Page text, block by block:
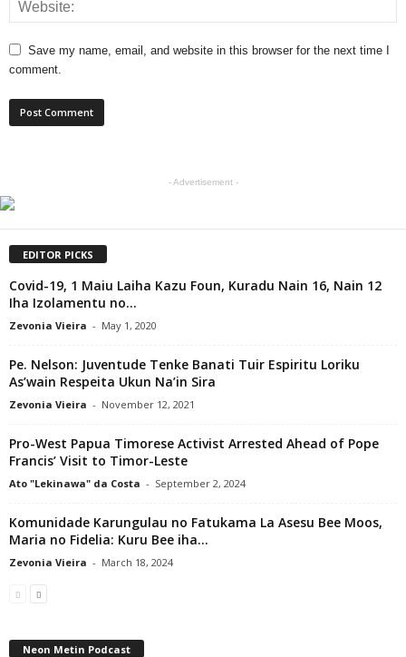
Save my name, email, and website in this browser for the next time I
comment.
- Advertisement -
EDITOR PICKS
Covid-19, 1 Maiu Laiha Kazu Foun, Kuradu Nain 16, Nain 12
Iha Izolamentu no...
Zevonia Vieira - May 1, 2020
Pe. Nelson: Juventude Tenke Banati Tuir Espiritu Loriku
As’wain Respeita Ukun Na’in Sira
Zevonia Vieira - November 12, 2021
Pro-West Papua Timorese Activist Arrested Ahead of Pope
Francis’ Visit to Timor-Leste
Ato "Lekinawa" da Costa - September 2, 2024
Komunidade Karungulau no Fatukama La Asesu Bee Moos,
Maria no Fidelia: Kuru Bee iha...
Zevonia Vieira - March 18, 2024
Neon Metin Podcast